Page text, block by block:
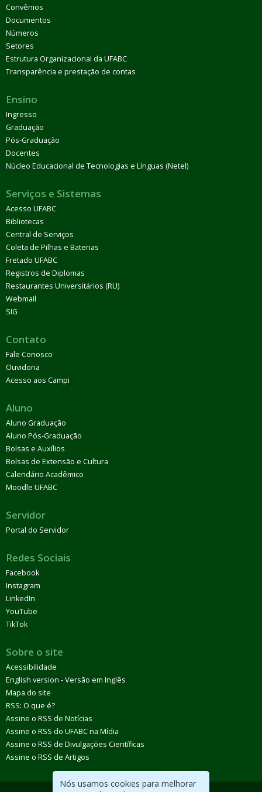
Nós usamos cookies para melhorar
Convênios
Documentos
Números
Setores
Estrutura Organizacional da UFABC
Transparência e prestação de contas
Ensino
Ingresso
Graduação
Pós-Graduação
Docentes
Núcleo Educacional de Tecnologias e Línguas (Netel)
Serviços e Sistemas
Acesso UFABC
Bibliotecas
Central de Serviços
Coleta de Pilhas e Baterias
Fretado UFABC
Registros de Diplomas
Restaurantes Universitários (RU)
Webmail
SIG
Contato
Fale Conosco
Ouvidoria
Acesso aos Campi
Aluno
Aluno Graduação
Aluno Pós-Graduação
Bolsas e Auxílios
Bolsas de Extensão e Cultura
Calendário Acadêmico
Moodle UFABC
Servidor
Portal do Servidor
Redes Sociais
Facebook
Instagram
LinkedIn
YouTube
TikTok
Sobre o site
Acessibilidade
English version - Versão em Inglês
Mapa do site
RSS: O que é?
Assine o RSS de Notícias
Assine o RSS do UFABC na Mídia
Assine o RSS de Divulgações Científicas
Assine o RSS de Artigos